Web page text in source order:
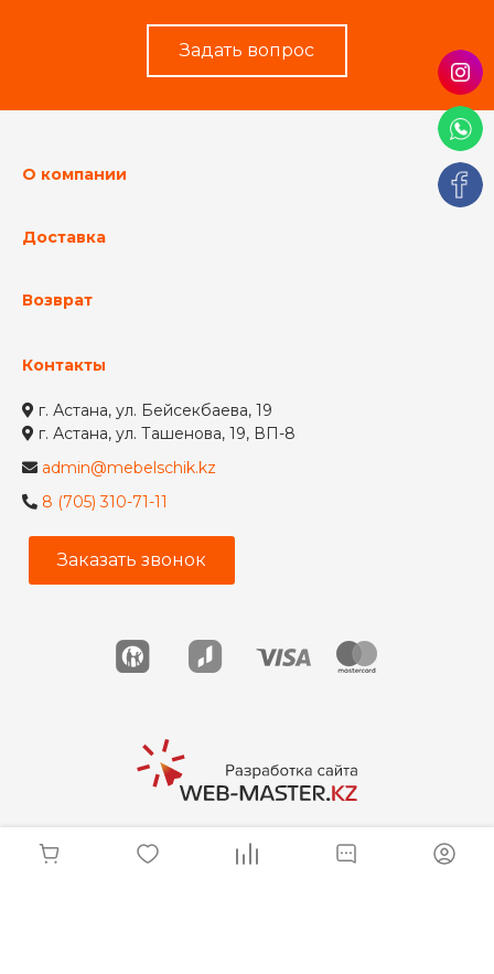
Задать вопрос
О компании
Доставка
Возврат
Контакты
г. Астана, ул. Бейсекбаева, 19
г. Астана, ул. Ташенова, 19, ВП-8
admin@mebelschik.kz
8 (705) 310-71-11
Заказать звонок
© 2026 Мебельщик, Все права защищены